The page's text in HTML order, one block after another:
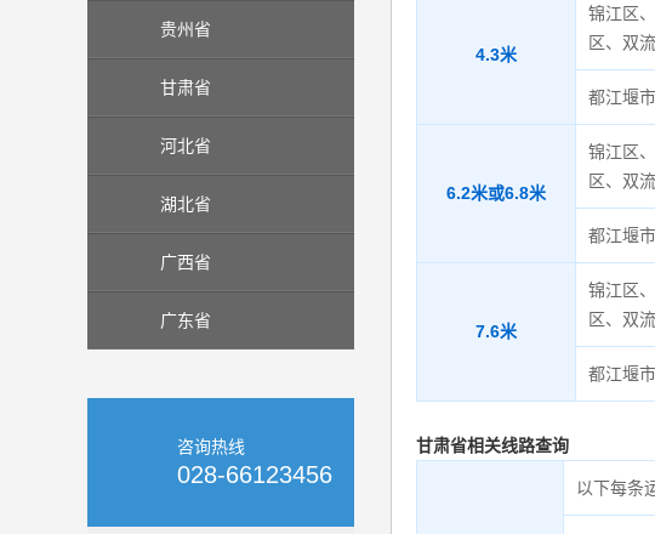
贵州省
甘肃省
河北省
湖北省
广西省
广东省
咨询热线
028-66123456
4.3米
锦江区
区、双
都江堰
6.2米或6.8米
锦江区
区、双
都江堰
7.6米
锦江区
区、双
都江堰
甘肃省相关线路查询
以下每条